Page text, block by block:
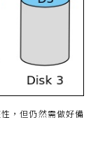
，但仍然需做好備